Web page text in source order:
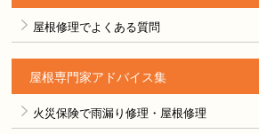
屋根修理でよくある質問
屋根専門家アドバイス集
火災保険で雨漏り修理・屋根修理